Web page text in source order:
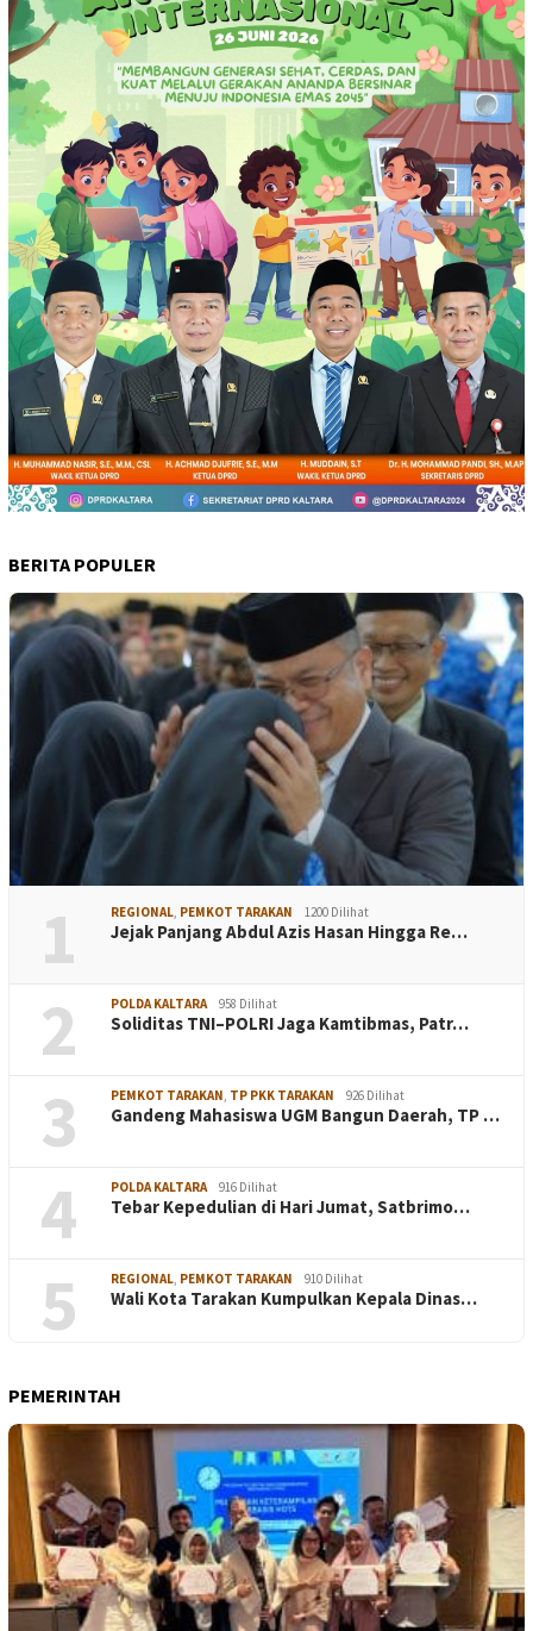
BERITA POPULER
1 REGIONAL, PEMKOT TARAKAN 1200 Dilihat
Jejak Panjang Abdul Azis Hasan Hingga Re…
2 POLDA KALTARA 958 Dilihat
Soliditas TNI–POLRI Jaga Kamtibmas, Patr…
3 PEMKOT TARAKAN, TP PKK TARAKAN 926 Dilihat
Gandeng Mahasiswa UGM Bangun Daerah, TP …
4 POLDA KALTARA 916 Dilihat
Tebar Kepedulian di Hari Jumat, Satbrimo…
5 REGIONAL, PEMKOT TARAKAN 910 Dilihat
Wali Kota Tarakan Kumpulkan Kepala Dinas…
PEMERINTAH